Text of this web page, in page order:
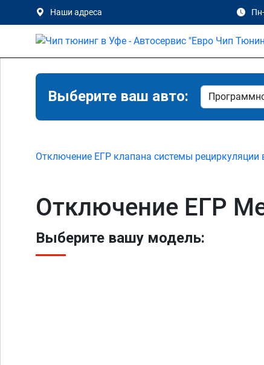
Наши адреса
Выберите ваш авто:
Отключение ЕГР клапана системы рециркуляции
Отключение ЕГР
Выберите вашу модель: